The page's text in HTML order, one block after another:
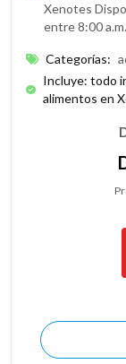
Xenotes
entre 8:00
Categorías:
Incluye: todo
alimentos en